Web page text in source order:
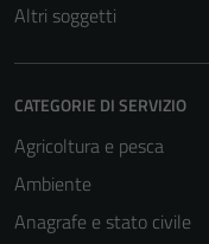
Altri soggetti
CATEGORIE DI SERVIZIO
Agricoltura e pesca
Ambiente
Anagrafe e stato civile